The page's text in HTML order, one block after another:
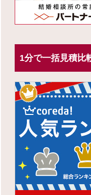
1分で一括見積比